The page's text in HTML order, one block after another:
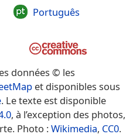
Português
données © les
et disponibles sous
. Le texte est disponible
, à l’exception des photos,
Photo :Wikimedia, CC0.